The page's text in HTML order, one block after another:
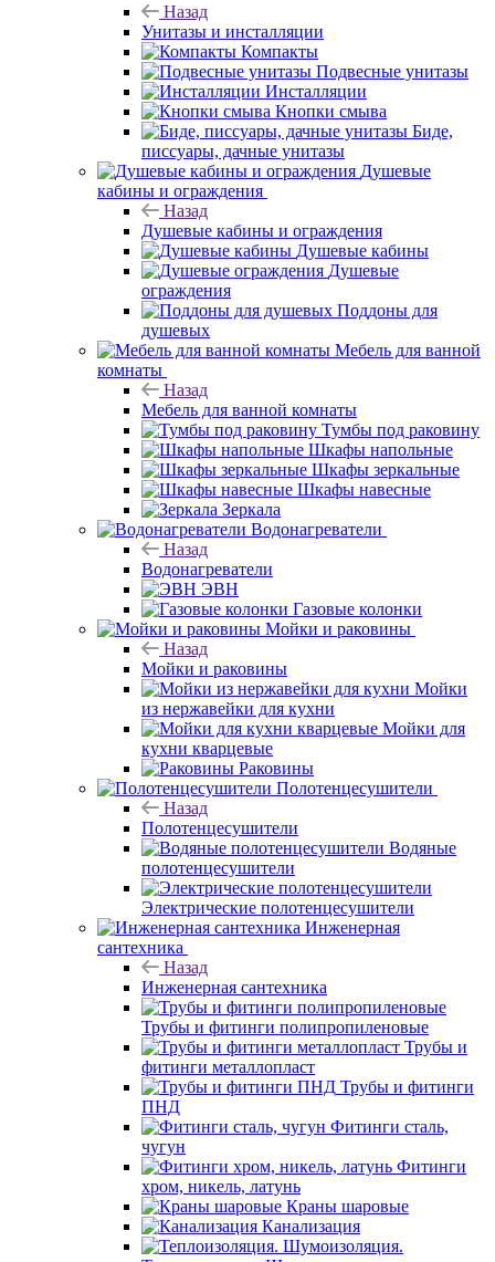
Назад
Унитазы и инсталляции
Компакты
Подвесные унитазы
Инсталляции
Кнопки смыва
Биде,
писсуары, дачные унитазы
Душевые
кабины и ограждения
Назад
Душевые кабины и ограждения
Душевые кабины
Душевые
ограждения
Поддоны для
душевых
Мебель для ванной
комнаты
Назад
Мебель для ванной комнаты
Тумбы под раковину
Шкафы напольные
Шкафы зеркальные
Шкафы навесные
Зеркала
Водонагреватели
Назад
Водонагреватели
ЭВН
Газовые колонки
Мойки и раковины
Назад
Мойки и раковины
Мойки
из нержавейки для кухни
Мойки для
кухни кварцевые
Раковины
Полотенцесушители
Назад
Полотенцесушители
Водяные
полотенцесушители
Электрические полотенцесушители
Инженерная
сантехника
Назад
Инженерная сантехника
Трубы и фитинги полипропиленовые
Трубы и
фитинги металлопласт
Трубы и фитинги
ПНД
Фитинги сталь,
чугун
Фитинги
хром, никель, латунь
Краны шаровые
Канализация